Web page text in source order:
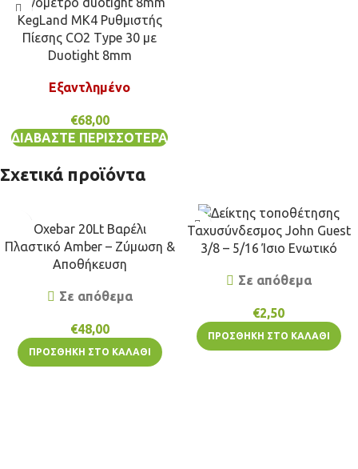
KegLand MK4 Ρυθμιστής
Πίεσης CO2 Type 30 με
Duotight 8mm
Εξαντλημένο
€68,00
ΔΙΑΒΆΣΤΕ ΠΕΡΙΣΣΌΤΕΡΑ
Σχετικά προϊόντα
Oxebar 20Lt Βαρέλι
Πλαστικό Amber – Ζύμωση &
Αποθήκευση
Σε απόθεμα
€48,00
ΠΡΟΣΘΉΚΗ ΣΤΟ ΚΑΛΆΘΙ
Ταχυσύνδεσμος John Guest
3/8 – 5/16 Ίσιο Ενωτικό
Σε απόθεμα
€2,50
ΠΡΟΣΘΉΚΗ ΣΤΟ ΚΑΛΆΘΙ